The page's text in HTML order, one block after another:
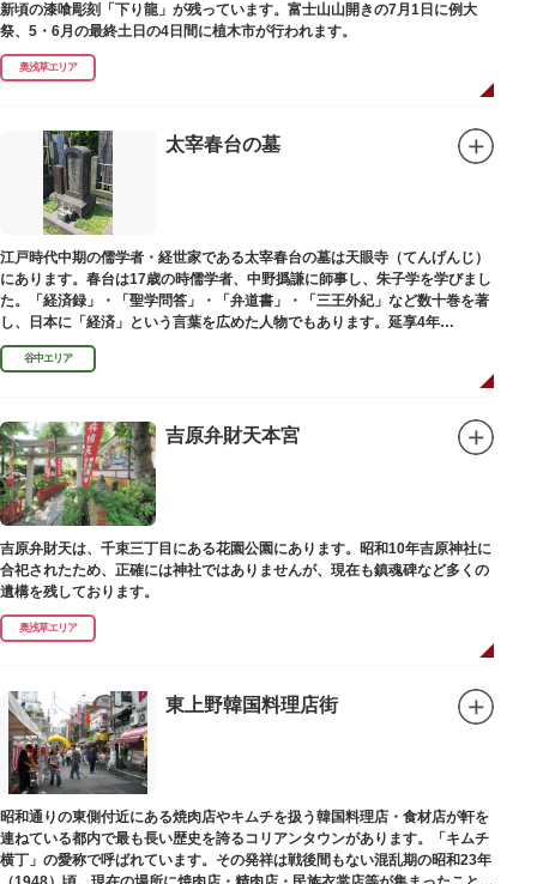
新頃の漆喰彫刻「下り龍」が残っています。富士山山開きの7月1日に例大
祭、5・6月の最終土日の4日間に植木市が行われます。
奥浅草エリア
太宰春台の墓
江戸時代中期の儒学者・経世家である太宰春台の墓は天眼寺（てんげんじ）
にあります。春台は17歳の時儒学者、中野撝謙に師事し、朱子学を学びまし
た。「経済録」・「聖学問答」・「弁道書」・「三王外紀」など数十巻を著
し、日本に「経済」という言葉を広めた人物でもあります。延享4年
（1747）に没しました。
谷中エリア
吉原弁財天本宮
吉原弁財天は、千束三丁目にある花園公園にあります。昭和10年吉原神社に
合祀されたため、正確には神社ではありませんが、現在も鎮魂碑など多くの
遺構を残しております。
奥浅草エリア
東上野韓国料理店街
昭和通りの東側付近にある焼肉店やキムチを扱う韓国料理店・食材店が軒を
連ねている都内で最も長い歴史を誇るコリアンタウンがあります。「キムチ
横丁」の愛称で呼ばれています。その発祥は戦後間もない混乱期の昭和23年